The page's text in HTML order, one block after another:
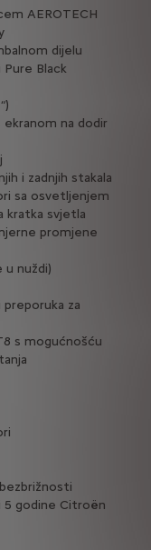
AEROTECH
dijelu
Black
ekranom na dodir
i zadnjih stakala
sa osvetljenjem
kratka svjetla
promjene
nuždi)
preporuka za
s mogućnošću
5 godine Citroën